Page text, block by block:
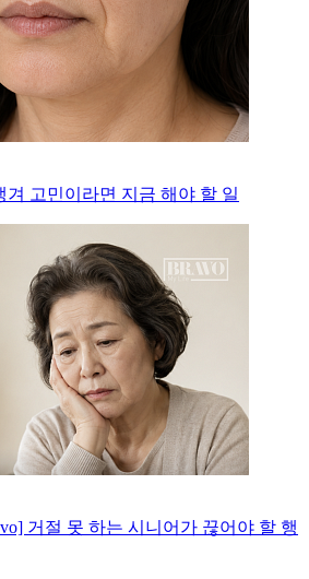
겨 고민이라면 지금 해야 할 일
거절 못 하는 시니어가 끊어야 할 행